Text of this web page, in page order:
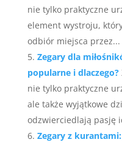
nie tylko praktyczne
element wystroju,
odbiór miejsca przez...
Zegary dla
popularne i dlaczego?
nie tylko praktyczne
ale także wyjątkowe
odzwierciedlają pasję
Zegary z